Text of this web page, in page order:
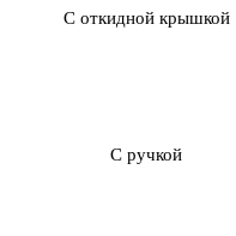
С откидной крышкой
С ручкой